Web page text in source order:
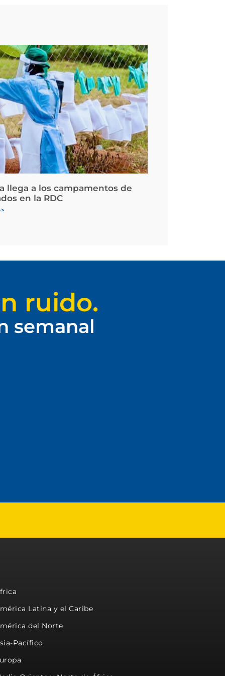
llega a los campamentos de
en la RDC
ruido.
semanal
Latina y el Caribe
del Norte
Pacífico